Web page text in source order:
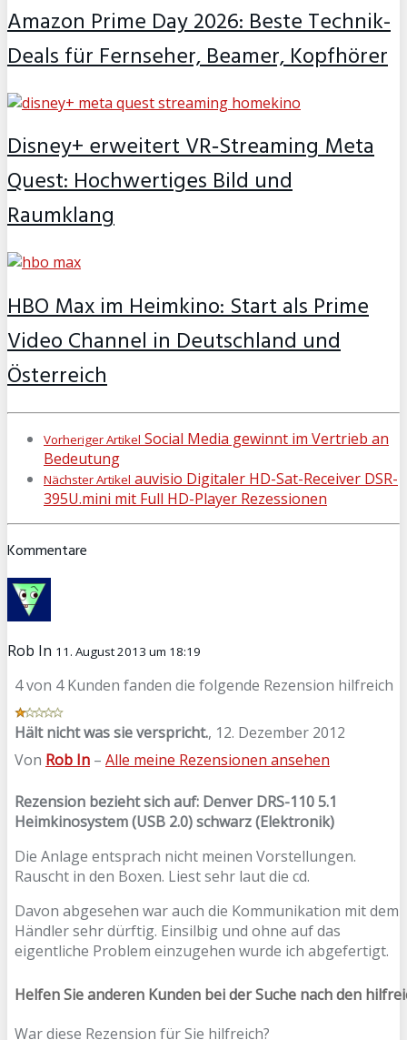
Amazon Prime Day 2026: Beste Technik-
Deals für Fernseher, Beamer, Kopfhörer
Disney+ erweitert VR‑Streaming Meta
Quest: Hochwertiges Bild und
Raumklang
HBO Max im Heimkino: Start als Prime
Video Channel in Deutschland und
Österreich
Vorheriger Artikel Social Media gewinnt im Vertrieb an
Bedeutung
Nächster Artikel auvisio Digitaler HD-Sat-Receiver DSR-
395U.mini mit Full HD-Player Rezessionen
Kommentare
Rob In 11. August 2013 um 18:19
4 von 4 Kunden fanden die folgende Rezension hilfreich
Hält nicht was sie verspricht., 12. Dezember 2012
Von Rob In – Alle meine Rezensionen ansehen
Rezension bezieht sich auf: Denver DRS-110 5.1
Heimkinosystem (USB 2.0) schwarz (Elektronik)
Die Anlage entsprach nicht meinen Vorstellungen.
Rauscht in den Boxen. Liest sehr laut die cd.
Davon abgesehen war auch die Kommunikation mit dem
Händler sehr dürftig. Einsilbig und ohne auf das
eigentliche Problem einzugehen wurde ich abgefertigt.
Helfen Sie anderen Kunden bei der Suche nach den
War diese Rezension für Sie hilfreich?